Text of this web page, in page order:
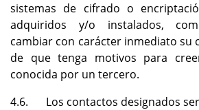
sistemas de cifrado o
adquiridos y/o instalados,
cambiar con carácter inmediato su
de que tenga motivos para
conocida por un tercero.
4.6. Los contactos designados